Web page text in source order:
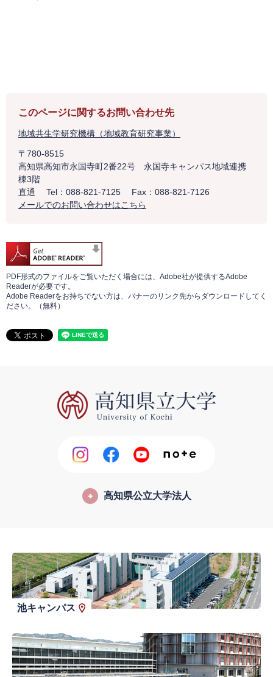
このページに関するお問い合わせ先
地域共生学研究機構（地域教育研究事業）
〒780-8515
高知県高知市永国寺町2番22号 永国寺キャンパス地域連携
棟3階
直通
Tel：088-821-7125
Fax：088-821-7126
メールでのお問い合わせはこちら
PDF形式のファイルをご覧いただく場合には、Adobe社が提供するAdobe
Readerが必要です。
Adobe Readerをお持ちでない方は、バナーのリンク先からダウンロードしてく
ださい。（無料）
高知県公立大学法人
池キャンパス